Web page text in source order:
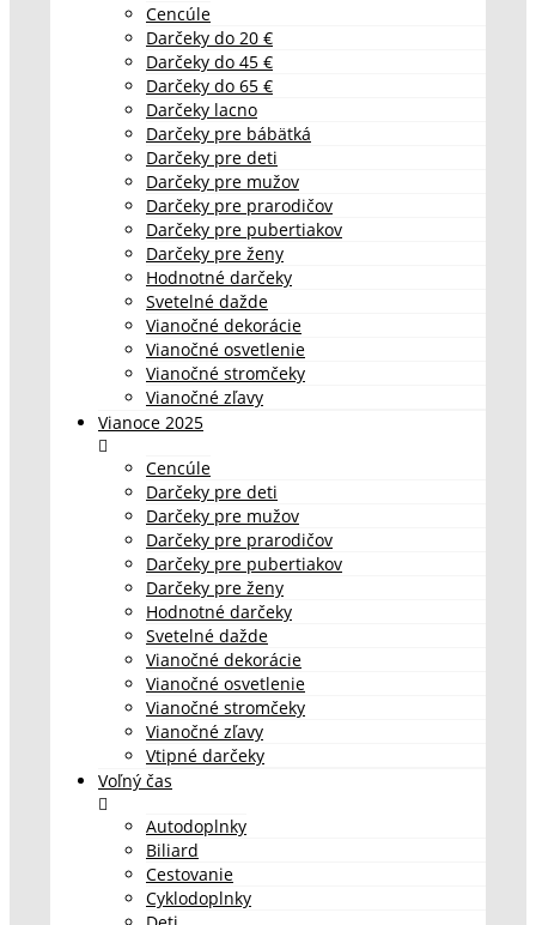
Cencúle
Darčeky do 20 €
Darčeky do 45 €
Darčeky do 65 €
Darčeky lacno
Darčeky pre bábätká
Darčeky pre deti
Darčeky pre mužov
Darčeky pre prarodičov
Darčeky pre pubertiakov
Darčeky pre ženy
Hodnotné darčeky
Svetelné dažde
Vianočné dekorácie
Vianočné osvetlenie
Vianočné stromčeky
Vianočné zľavy
Vianoce 2025
Cencúle
Darčeky pre deti
Darčeky pre mužov
Darčeky pre prarodičov
Darčeky pre pubertiakov
Darčeky pre ženy
Hodnotné darčeky
Svetelné dažde
Vianočné dekorácie
Vianočné osvetlenie
Vianočné stromčeky
Vianočné zľavy
Vtipné darčeky
Voľný čas
Autodoplnky
Biliard
Cestovanie
Cyklodoplnky